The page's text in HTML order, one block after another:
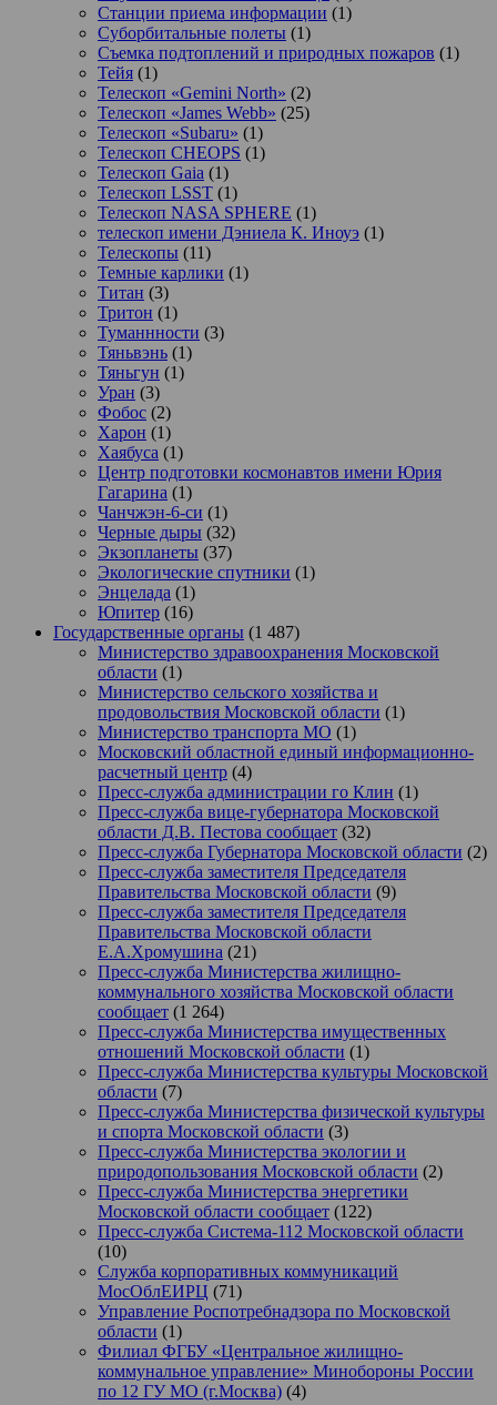
Станции приема информации (1)
Суборбитальные полеты (1)
Съемка подтоплений и природных пожаров (1)
Тейя (1)
Телескоп «Gemini North» (2)
Телескоп «James Webb» (25)
Телескоп «Subaru» (1)
Телескоп CHEOPS (1)
Телескоп Gaia (1)
Телескоп LSST (1)
Телескоп NASA SPHERE (1)
телескоп имени Дэниела К. Иноуэ (1)
Телескопы (11)
Темные карлики (1)
Титан (3)
Тритон (1)
Туманнности (3)
Тяньвэнь (1)
Тяньгун (1)
Уран (3)
Фобос (2)
Харон (1)
Хаябуса (1)
Центр подготовки космонавтов имени Юрия
Гагарина (1)
Чанчжэн-6-си (1)
Черные дыры (32)
Экзопланеты (37)
Экологические спутники (1)
Энцелада (1)
Юпитер (16)
Государственные органы (1 487)
Министерство здравоохранения Московской
области (1)
Министерство сельского хозяйства и
продовольствия Московской области (1)
Министерство транспорта МО (1)
Московский областной единый информационно-
расчетный центр (4)
Пресс-служба администрации го Клин (1)
Пресс-служба вице-губернатора Московской
области Д.В. Пестова сообщает (32)
Пресс-служба Губернатора Московской области (2)
Пресс-служба заместителя Председателя
Правительства Московской области (9)
Пресс-служба заместителя Председателя
Правительства Московской области
Е.А.Хромушина (21)
Пресс-служба Министерства жилищно-
коммунального хозяйства Московской области
сообщает (1 264)
Пресс-служба Министерства имущественных
отношений Московской области (1)
Пресс-служба Министерства культуры Московской
области (7)
Пресс-служба Министерства физической культуры
и спорта Московской области (3)
Пресс-служба Министерства экологии и
природопользования Московской области (2)
Пресс-служба Министерства энергетики
Московской области сообщает (122)
Пресс-служба Система-112 Московской области
(10)
Служба корпоративных коммуникаций
МосОблЕИРЦ (71)
Управление Роспотребнадзора по Московской
области (1)
Филиал ФГБУ «Центральное жилищно-
коммунальное управление» Минобороны России
по 12 ГУ МО (г.Москва) (4)